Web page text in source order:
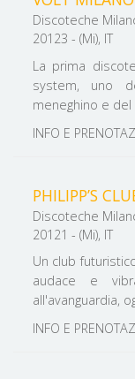
Discoteche
20123 - (Mi), IT
La prima
system, uno
meneghino e
INFO E
PHILIPP’S
Discoteche
20121 - (Mi), IT
Un club
audace e
all'avanguardia,
INFO E